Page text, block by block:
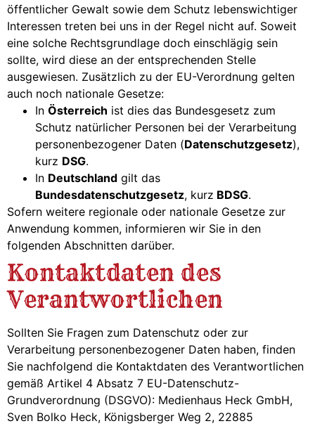
öffentlicher Gewalt sowie dem Schutz lebenswichtiger
Interessen treten bei uns in der Regel nicht auf. Soweit
eine solche Rechtsgrundlage doch einschlägig sein
sollte, wird diese an der entsprechenden Stelle
ausgewiesen. Zusätzlich zu der EU-Verordnung gelten
auch noch nationale Gesetze:
In Österreich ist dies das Bundesgesetz zum
Schutz natürlicher Personen bei der Verarbeitung
personenbezogener Daten (Datenschutzgesetz),
kurz DSG.
In Deutschland gilt das
Bundesdatenschutzgesetz, kurz BDSG.
Sofern weitere regionale oder nationale Gesetze zur
Anwendung kommen, informieren wir Sie in den
folgenden Abschnitten darüber.
Kontaktdaten des
Verantwortlichen
Sollten Sie Fragen zum Datenschutz oder zur
Verarbeitung personenbezogener Daten haben, finden
Sie nachfolgend die Kontaktdaten des Verantwortlichen
gemäß Artikel 4 Absatz 7 EU-Datenschutz-
Grundverordnung (DSGVO): Medienhaus Heck GmbH,
Sven Bolko Heck, Königsberger Weg 2, 22885